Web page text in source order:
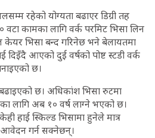
रहेको योग्यता बढाएर डिग्री तह
वटा कामका लागि वर्क परमिट भिसा लिन
भिसा बन्द गरिनेछ भने बेलायतमा
दिइँदै आएको दुई वर्षको पोष्ट स्टडी वर्क
छ।
छ। अधिकांश भिसा रुटमा
लागि अब १० वर्ष लाग्ने भएको छ।
हाई स्किल्ड भिसामा हुनेले मात्र
गर्न सक्नेछन्।